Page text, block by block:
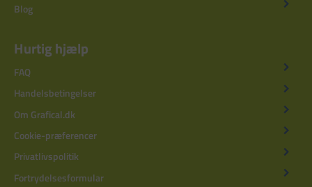
Blog
Hurtig hjælp
FAQ
Handelsbetingelser
Om Grafical.dk
Cookie-præferencer
Privatlivspolitik
Fortrydelsesformular